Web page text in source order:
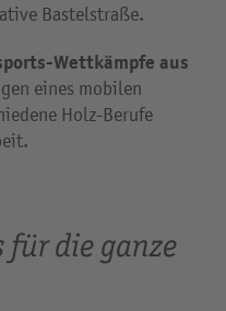
Bastelstraße.
Wettkämpfe aus
eines mobilen
Holz-Berufe
für die ganze